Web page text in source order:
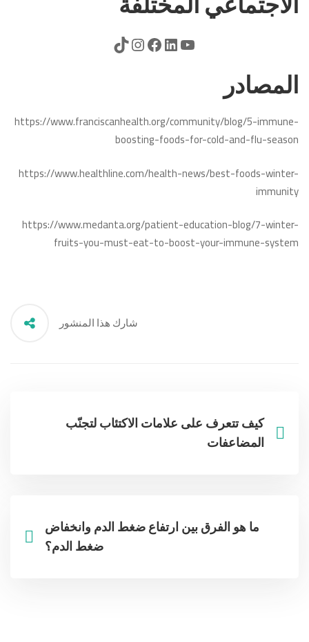
المصادر
https://www.franciscanhealth.org/community/blog/5-immune-
boosting-foods-for-cold-and-flu-season
https://www.healthline.com/health-news/best-foods-winter-
immunity
https://www.medanta.org/patient-education-blog/7-winter-
fruits-you-must-eat-to-boost-your-immune-system
شارك هذا المنشور
كيف تتعرف على علامات الاكتئاب لتجنّب
المضاعفات
ما هو الفرق بين ارتفاع ضغط الدم وانخفاض
ضغط الدم؟